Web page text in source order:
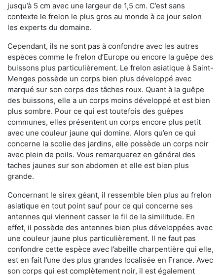
jusqu’à 5 cm avec une largeur de 1,5 cm. C’est sans
contexte le frelon le plus gros au monde à ce jour selon
les experts du domaine.
Cependant, ils ne sont pas à confondre avec les autres
espèces comme le frelon d’Europe ou encore la guêpe des
buissons plus particulièrement. Le frelon asiatique à Saint-
Menges possède un corps bien plus développé avec
marqué sur son corps des tâches roux. Quant à la guêpe
des buissons, elle a un corps moins développé et est bien
plus sombre. Pour ce qui est toutefois des guêpes
communes, elles présentent un corps encore plus petit
avec une couleur jaune qui domine. Alors qu’en ce qui
concerne la scolie des jardins, elle possède un corps noir
avec plein de poils. Vous remarquerez en général des
taches jaunes sur son abdomen et elle est bien plus
grande.
Concernant le sirex géant, il ressemble bien plus au frelon
asiatique en tout point sauf pour ce qui concerne ses
antennes qui viennent casser le fil de la similitude. En
effet, il possède des antennes bien plus développées avec
une couleur jaune plus particulièrement. Il ne faut pas
confondre cette espèce avec l’abeille charpentière qui elle,
est en fait l’une des plus grandes localisée en France. Avec
son corps qui est complètement noir, il est également